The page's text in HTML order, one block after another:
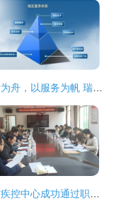
以技术为舟，以服务为帆 瑞友构筑企业发展双翼
永州市疾控中心成功通过职业卫生技术服务机构资质认可评审